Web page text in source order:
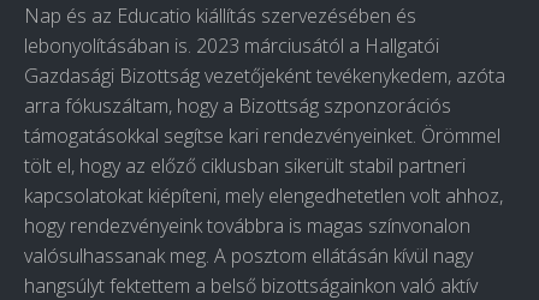
Nap és az Educatio kiállítás szervezésében és
lebonyolításában is. 2023 márciusától a Hallgatói
Gazdasági Bizottság vezetőjeként tevékenykedem, azóta
arra fókuszáltam, hogy a Bizottság szponzorációs
támogatásokkal segítse kari rendezvényeinket. Örömmel
tölt el, hogy az előző ciklusban sikerült stabil partneri
kapcsolatokat kiépíteni, mely elengedhetetlen volt ahhoz,
hogy rendezvényeink továbbra is magas színvonalon
valósulhassanak meg. A posztom ellátásán kívül nagy
hangsúlyt fektettem a belső bizottságainkon való aktív